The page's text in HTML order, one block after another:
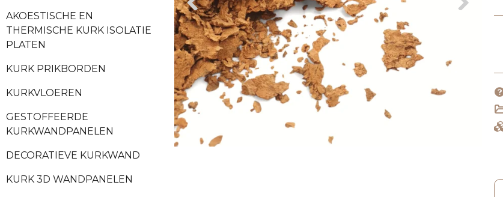
AKOESTISCHE EN
THERMISCHE KURK ISOLATIE
PLATEN
KURK PRIKBORDEN
KURKVLOEREN
GESTOFFEERDE
KURKWANDPANELEN
DECORATIEVE KURKWAND
KURK 3D WANDPANELEN